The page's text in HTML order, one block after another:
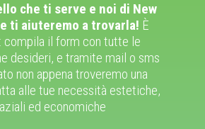
che ti serve e noi di New
ti aiuteremo a trovarla! È
compila il form con tutte le
desideri, e tramite mail o sms
non appena troveremo una
alle tue necessità estetiche,
ed economiche